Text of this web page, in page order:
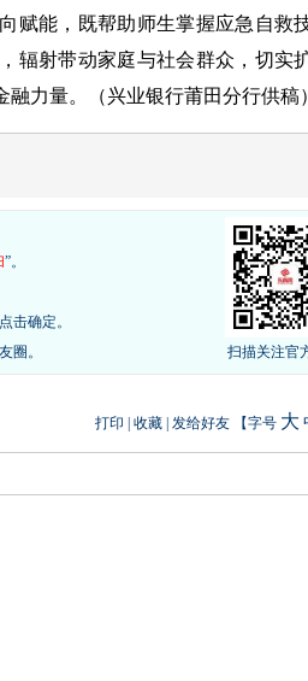
赋能，既帮助师生掌握应急自救
辐射带动家庭与社会群众，切实
力量。（兴业银行莆田分行供稿）
扫描关注官
”。
击确定。
圈。
打印 收藏 发给好友 【字号 大